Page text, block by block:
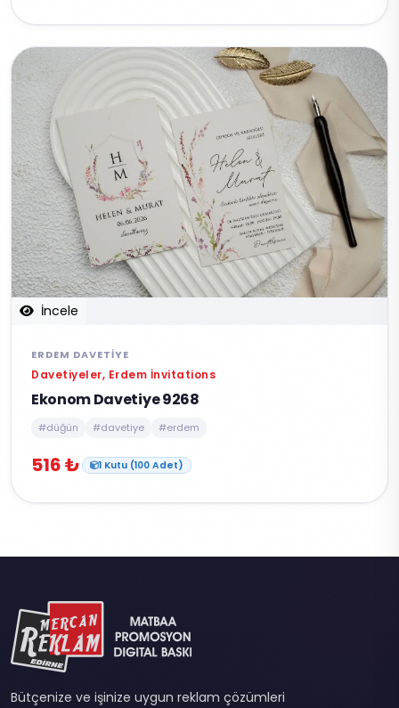
İncele
ERDEM DAVETIYE
Davetiyeler, Erdem İnvitations
Ekonom Davetiye 9268
#düğün #davetiye #erdem
516 ₺ 1 Kutu (100 Adet)
Bütçenize ve işinize uygun reklam çözümleri